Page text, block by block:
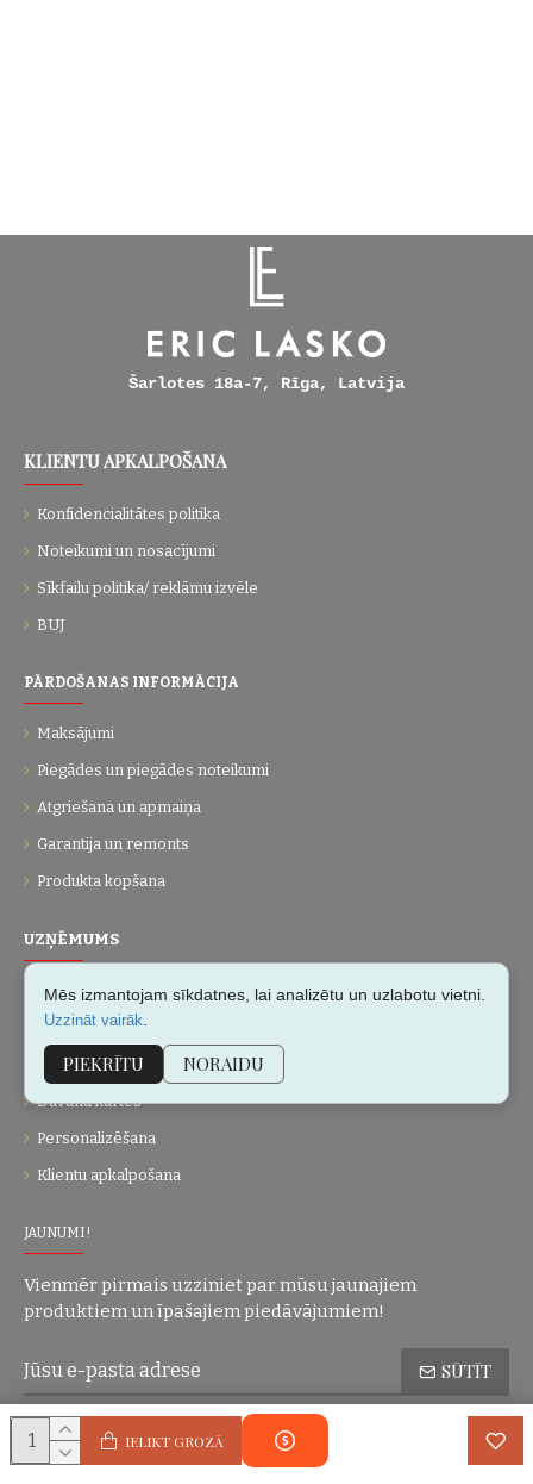
IELIKT GROZĀ
Šarlotes 18a-7, Rīga, Latvija
KLIENTU APKALPOŠANA
Konfidencialitātes politika
Noteikumi un nosacījumi
Sīkfailu politika/ reklāmu izvēle
BUJ
PĀRDOŠANAS INFORMĀCIJA
Maksājumi
Piegādes un piegādes noteikumi
Atgriešana un apmaiņa
Garantija un remonts
Produkta kopšana
UZŅĒMUMS
Par mums
Kontakti
Vietnes karte
Dāvanu kartes
Personalizēšana
Klientu apkalpošana
JAUNUMI!
Vienmēr pirmais uzziniet par mūsu jaunajiem
produktiem un īpašajiem piedāvājumiem!
SŪTĪT
Esmu iepazinies(-usies) ar sadaļu Konfidencialitātes politika
piekrītu visiem minētajiem noteikumiem
Mēs izmantojam sīkdatnes, lai analizētu un uzlabotu vietni.
Uzzināt vairāk
PIEKRĪTU NORAIDU